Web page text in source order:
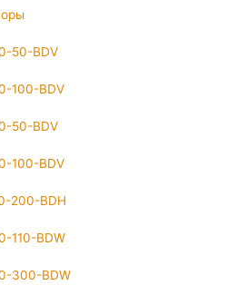
50-BDV
100-BDV
50-BDV
100-BDV
200-BDH
110-BDW
300-BDW